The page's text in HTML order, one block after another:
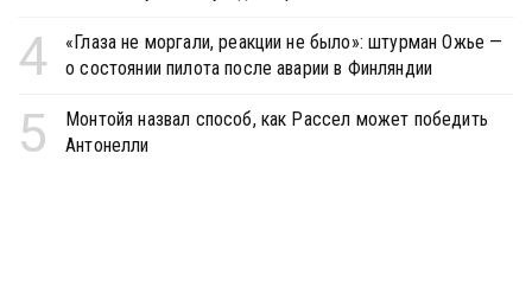
4
«Глаза не моргали, реакции не было»: штурман Ожье —
о состоянии пилота после аварии в Финляндии
5
Монтойя назвал способ, как Рассел может победить
Антонелли